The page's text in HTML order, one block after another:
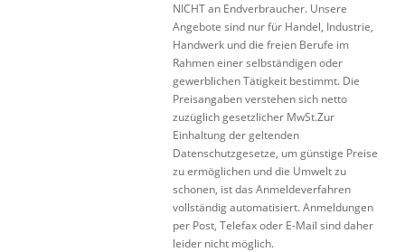
NICHT an Endverbraucher. Unsere
Angebote sind nur für Handel, Industrie,
Handwerk und die freien Berufe im
Rahmen einer selbständigen oder
gewerblichen Tätigkeit bestimmt. Die
Preisangaben verstehen sich netto
zuzüglich gesetzlicher MwSt.Zur
Einhaltung der geltenden
Datenschutzgesetze, um günstige Preise
zu ermöglichen und die Umwelt zu
schonen, ist das Anmeldeverfahren
vollständig automatisiert. Anmeldungen
per Post, Telefax oder E-Mail sind daher
leider nicht möglich.